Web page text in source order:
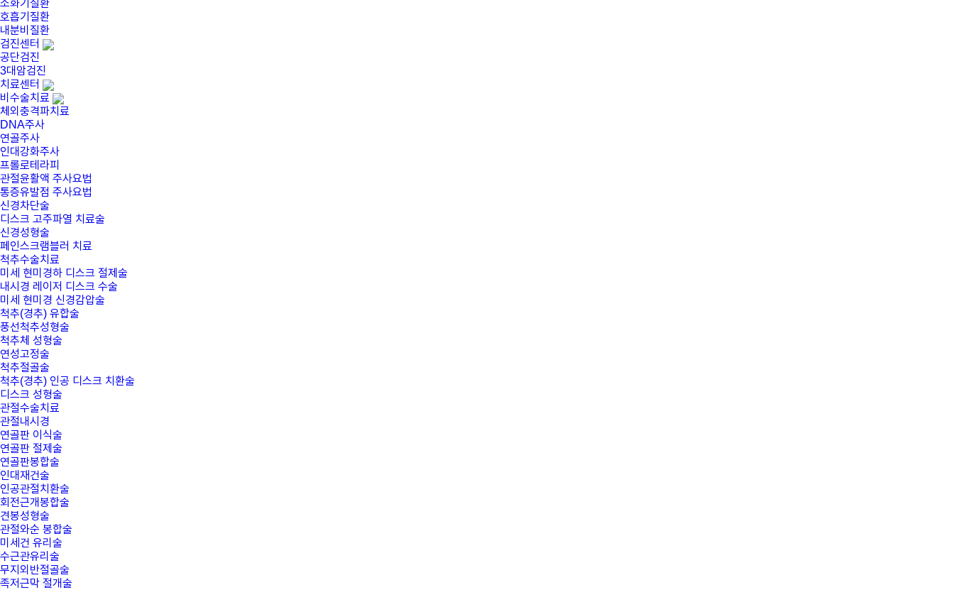
소화기질환
호흡기질환
내분비질환
검진센터
공단검진
3대암검진
치료센터
비수술치료
체외충격파치료
DNA주사
연골주사
인대강화주사
프롤로테라피
관절윤활액 주사요법
통증유발점 주사요법
신경차단술
디스크 고주파열 치료술
신경성형술
페인스크램블러 치료
척추수술치료
미세 현미경하 디스크 절제술
내시경 레이저 디스크 수술
미세 현미경 신경감압술
척추(경추) 유합술
풍선척추성형술
척추체 성형술
연성고정술
척추절골술
척추(경추) 인공 디스크 치환술
디스크 성형술
관절수술치료
관절내시경
연골판 이식술
연골판 절제술
연골판봉합술
인대재건술
인공관절치환술
회전근개봉합술
견봉성형술
관절와순 봉합술
미세건 유리술
수근관유리술
무지외반절골술
족저근막 절개술